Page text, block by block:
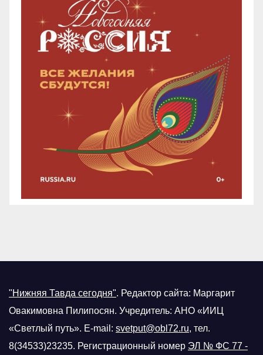
"Нижняя Тавда сегодня". Редактор сайта: Маргарит
Овакимовна Пилипосян. Учредитель: АНО «ИИЦ
«Светлый путь». E-mail: svetput@obl72.ru, тел.
8(34533)23235. Регистрационный номер ЭЛ № ФС 77 -